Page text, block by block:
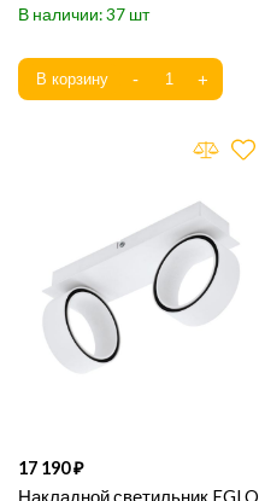
37
17 190
Накладной светильник EGLO